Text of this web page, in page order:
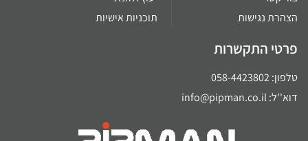
הצהרת נגישות
תוכניות אישיות
פרטי התקשרות
טלפון: 058-4423802
דוא''ל: info@pipman.co.il